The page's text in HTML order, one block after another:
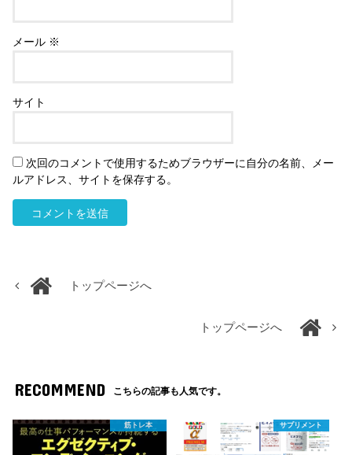
メール ※
サイト
次回のコメントで使用するためブラウザーに自分の名前、メー
ルアドレス、サイトを保存する。
トップページへ
トップページへ
RECOMMEND こちらの記事も人気です。
筋トレ本 サプリメント